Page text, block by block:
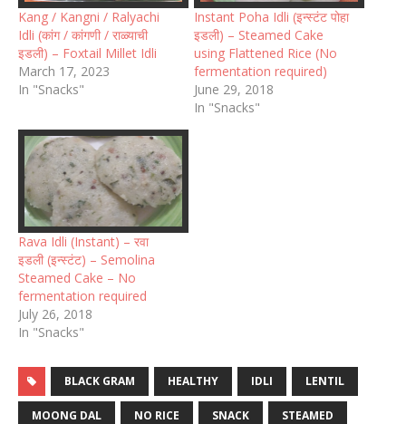
Kang / Kangni / Ralyachi
Idli (कांग / कांगणी / राळ्याची
इडली) – Foxtail Millet Idli
March 17, 2023
In "Snacks"
Instant Poha Idli (इन्स्टंट पोहा
इडली) – Steamed Cake
using Flattened Rice (No
fermentation required)
June 29, 2018
In "Snacks"
Rava Idli (Instant) – रवा
इडली (इन्स्टंट) – Semolina
Steamed Cake – No
fermentation required
July 26, 2018
In "Snacks"
BLACK GRAM HEALTHY IDLI LENTIL
MOONG DAL NO RICE SNACK STEAMED